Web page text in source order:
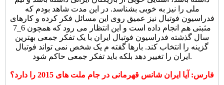
ملی را نیز به خوبی بشناسد. در این مدت شاهد بودم که
فدراسیون فوتبال نیز عمیق روی این مسائل فکر کرده و کارهای
مثبتی هم انجام داده است و این انتظار می رود که همچون 6_7
سال گذشته فدراسیون فوتبال ایران با یک تفکر جمعی بهترین
گزینه را انتخاب کند. بارها گفته م یک شخص نمی تواند فوتبال
ایران را تغییر دهد بلکه باید تفکر جمعی حاکم شود.
فارس: آیا ایران شانس قهرمانی در جام ملت های 2015 را دارد؟